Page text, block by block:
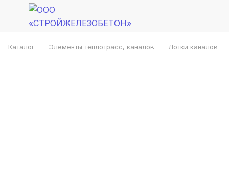
Каталог Элементы теплотрасс, каналов Лотки каналов